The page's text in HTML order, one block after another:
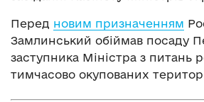
Перед новим призначенням
Замлинський обіймав посаду
заступника Міністра з питань
тимчасово окупованих